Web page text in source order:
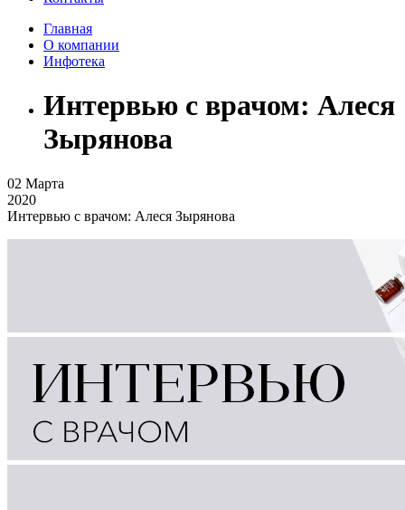
Главная
О компании
Инфотека
Интервью с врачом: Алеся
Зырянова
02 Марта
2020
Интервью с врачом: Алеся Зырянова